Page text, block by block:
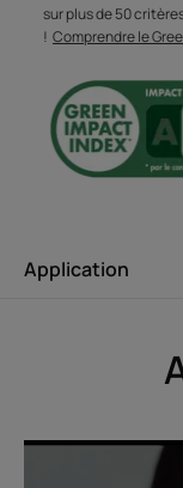
shampoing
et respecte
• APAISE LA
SENSIBLES :
chevelu grâce à
• PROTEGE
Avantage de la
Senteur du contenu
sur plus de 50
! Comprendre le
Application